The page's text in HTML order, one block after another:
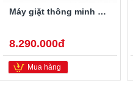
Máy giặt thông minh Samsung Inverter 9Kg WW90T634DLE/SV
8.290.000đ
Mua hàng